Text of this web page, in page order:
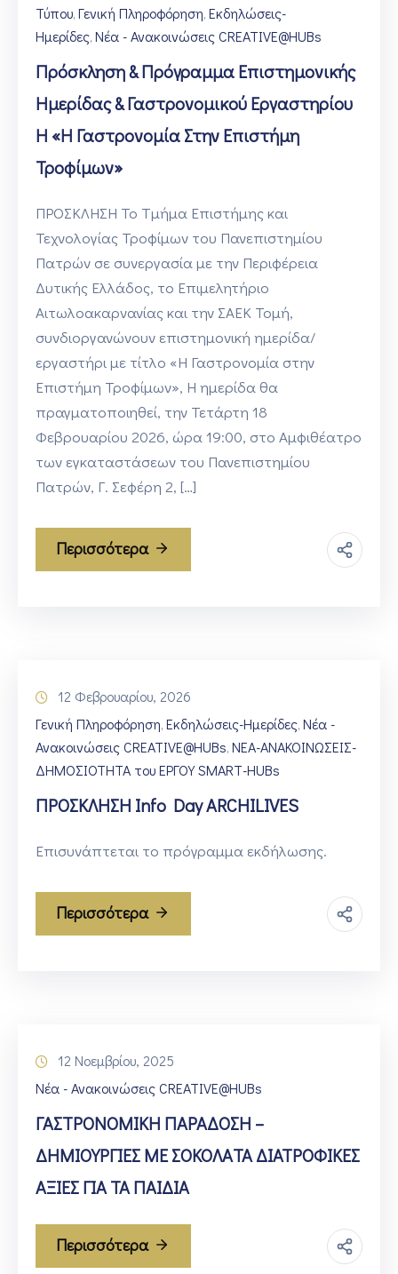
Τύπου‚ Γενική Πληροφόρηση‚ Εκδηλώσεις-
Ημερίδες‚ Νέα - Ανακοινώσεις CREATIVE@HUBs
Πρόσκληση & Πρόγραμμα Επιστημονικής
Ημερίδας & Γαστρονομικού Εργαστηρίου
Η «Η Γαστρονομία Στην Επιστήμη
Τροφίμων»
ΠΡΟΣΚΛΗΣΗ Το Τμήμα Επιστήμης και
Τεχνολογίας Τροφίμων του Πανεπιστημίου
Πατρών σε συνεργασία με την Περιφέρεια
Δυτικής Ελλάδος, το Επιμελητήριο
Αιτωλοακαρνανίας και την ΣΑΕΚ Τομή,
συνδιοργανώνουν επιστημονική ημερίδα/
εργαστήρι με τίτλο «Η Γαστρονομία στην
Επιστήμη Τροφίμων», Η ημερίδα θα
πραγματοποιηθεί, την Τετάρτη 18
Φεβρουαρίου 2026, ώρα 19:00, στο Αμφιθέατρο
των εγκαταστάσεων του Πανεπιστημίου
Πατρών, Γ. Σεφέρη 2, […]
Περισσότερα
12 Φεβρουαρίου, 2026
Γενική Πληροφόρηση‚ Εκδηλώσεις-Ημερίδες‚ Νέα -
Ανακοινώσεις CREATIVE@HUBs‚ ΝΕΑ-ΑΝΑΚΟΙΝΩΣΕΙΣ-
ΔΗΜΟΣΙΟΤΗΤΑ του ΕΡΓΟΥ SMART-HUBs
ΠΡΟΣΚΛΗΣΗ Info Day ARCHILIVES
Επισυνάπτεται το πρόγραμμα εκδήλωσης.
Περισσότερα
12 Νοεμβρίου, 2025
Νέα - Ανακοινώσεις CREATIVE@HUBs
ΓΑΣΤΡΟΝΟΜΙΚΗ ΠΑΡΑΔΟΣΗ –
ΔΗΜΙΟΥΡΓΙΕΣ ΜΕ ΣΟΚΟΛAΤΑ ΔΙΑΤΡΟΦΙΚΕΣ
ΑΞΙΕΣ ΓΙΑ ΤΑ ΠΑΙΔΙΑ
Περισσότερα